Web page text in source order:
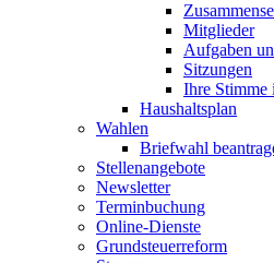
Mitglieder
Aufgaben
Sitzungen
Ihre Stimme
Haushaltsplan
Wahlen
Briefwahl
Stellenangebote
Newsletter
Terminbuchung
Online-Dienste
Grundsteuerreform